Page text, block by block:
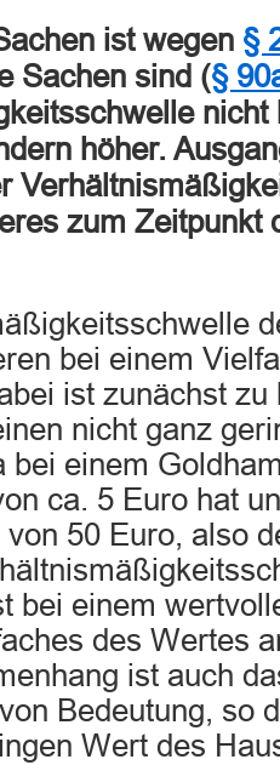
ist wegen §
Sachen sind (§
nicht
höher.
zum Zeitpunkt
bei einem
ist zunächst
nicht ganz
bei einem
ca. 5 Euro hat
von 50 Euro, also
bei einem
des Wertes
ist auch
Bedeutung, so
Wert des